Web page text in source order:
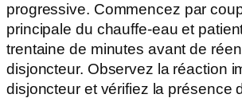
progressive. Commencez par
principale du chauffe-eau et
trentaine de minutes avant de
disjoncteur. Observez la réaction
disjoncteur et vérifiez la présence